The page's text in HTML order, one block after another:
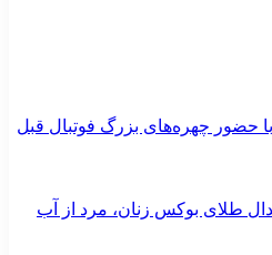
حضور چهره‌های بزرگ فوتبال قبل
طلای بوکس زنان، مرد از آب